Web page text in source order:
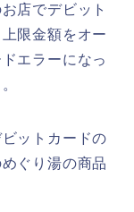
店でデビット
限金額をオー
エラーになっ
ットカードの
ぐり湯の商品